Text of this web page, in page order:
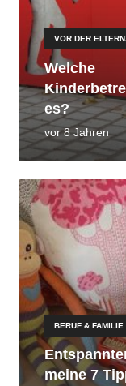
VOR DER
Welche
es?
vor 8 Jahren
BERUF & FAMILIE
meine 7